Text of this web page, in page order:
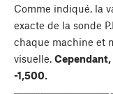
Comme indiqué, la
exacte de la sonde
chaque machine et
visuelle. Cependant,
-1,500.